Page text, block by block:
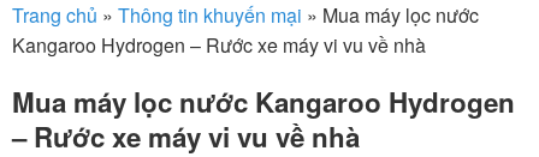
Trang chủ » Thông tin khuyến mại » Mua máy lọc nước
Kangaroo Hydrogen – Rước xe máy vi vu về nhà
Mua máy lọc nước Kangaroo Hydrogen
– Rước xe máy vi vu về nhà